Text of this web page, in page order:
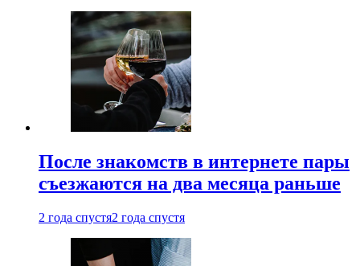
После знакомств в интернете пары
съезжаются на два месяца раньше
2 года спустя2 года спустя